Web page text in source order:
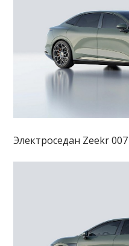
Электроседан Zeekr 007